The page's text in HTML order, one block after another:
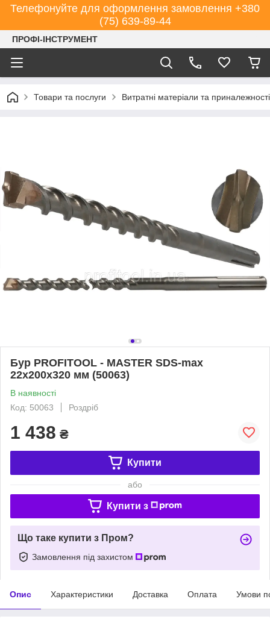
Телефонуйте для оформлення замовлення +380
(75) 639-89-44
ПРОФІ-ІНСТРУМЕНТ
Товари та послуги Витратні матеріали та
Бур PROFITOOL - MASTER SDS-max
22х200х320 мм (50063)
В наявності
Код: 50063
Роздріб
1 438 ₴
Купити
або
Купити з
Що таке купити з Пром?
Замовлення під захистом
Опис Характеристики Доставка Оплата Умови